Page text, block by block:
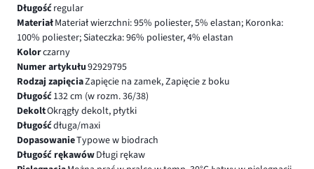
Długośćregular
MateriałMateriał wierzchni: 95% poliester, 5% elastan; Koronka:
100% poliester; Siateczka: 96% poliester, 4% elastan
Kolorczarny
Numer artykułu92929795
Rodzaj zapięciaZapięcie na zamek, Zapięcie z boku
Długość132 cm (w rozm. 36/38)
DekoltOkrągły dekolt, płytki
Długośćdługa/maxi
DopasowanieTypowe w biodrach
Długość rękawówDługi rękaw